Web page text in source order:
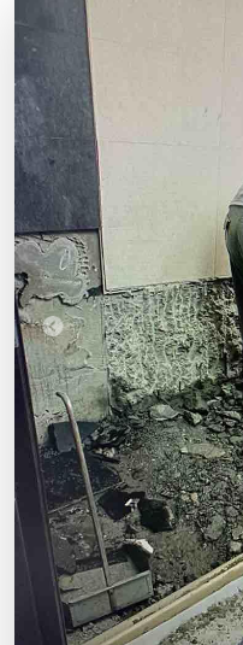
Previous